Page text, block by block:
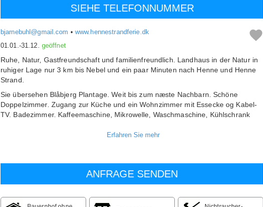
SIEHE TELEFONNUMMER
bjarnebuhl@gmail.com • www.hennestrandferie.dk
01.01.-31.12. geöffnet
Ruhe, Natur, Gastfreundschaft und familienfreundlich. Landhaus in der Natur in
ruhiger Lage nur 3 km bis Nebel und ein paar Minuten nach Henne und Henne
Strand.
Sie übersehen Blåbjerg Plantage.Weit bis zum næste Nachbarn.Schöne
Doppelzimmer. Zugang zur Küche und ein Wohnzimmer mit Essecke og Kabel-
TV. Badezimmer. Kaffeemaschine, Mikrowelle, Waschmaschine, Kühlschrank
Schöne Natur mit vielen Möglichkeiten für Aktivitäten.
Einzelzimmer: 575 DKK
Hunde: 70 DKK